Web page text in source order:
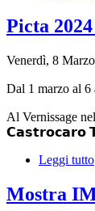
-
Picta
Venerdì, 8
Dal 1 marzo al
Al Vernissage
𝗖𝗮𝘀𝘁𝗿𝗼𝗰𝗮𝗿𝗼
Leggi tutto
Mostra